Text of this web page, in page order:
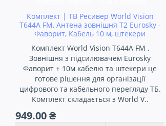
Комплект | ТВ Ресивер World Vision
T644A FM, Антена зовнішня Т2 Eurosky -
Фаворит, Кабель 10 м, штекери
Комплект World Vision T644A FM ,
Зовнішня з підсилювачем Eurosky
Фаворит + 10м кабелю та штекери це
готове рішення для організації
цифрового та кабельного перегляду ТБ.
Комплект складається з World V..
949.00 ₴